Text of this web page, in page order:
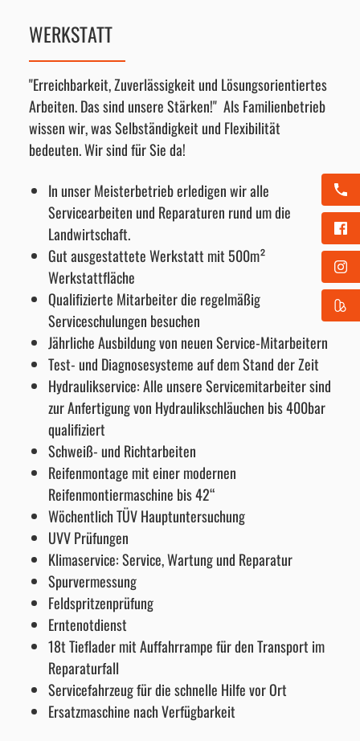
WERKSTATT
"Erreichbarkeit, Zuverlässigkeit und Lösungsorientiertes
Arbeiten. Das sind unsere Stärken!" Als Familienbetrieb
wissen wir, was Selbständigkeit und Flexibilität
bedeuten. Wir sind für Sie da!
In unser Meisterbetrieb erledigen wir alle
Servicearbeiten und Reparaturen rund um die
Landwirtschaft.
Gut ausgestattete Werkstatt mit 500m²
Werkstattfläche
Qualifizierte Mitarbeiter die regelmäßig
Serviceschulungen besuchen
Jährliche Ausbildung von neuen Service-Mitarbeitern
Test- und Diagnosesysteme auf dem Stand der Zeit
Hydraulikservice: Alle unsere Servicemitarbeiter sind
zur Anfertigung von Hydraulikschläuchen bis 400bar
qualifiziert
Schweiß- und Richtarbeiten
Reifenmontage mit einer modernen
Reifenmontiermaschine bis 42“
Wöchentlich TÜV Hauptuntersuchung
UVV Prüfungen
Klimaservice: Service, Wartung und Reparatur
Spurvermessung
Feldspritzenprüfung
Erntenotdienst
18t Tieflader mit Auffahrrampe für den Transport im
Reparaturfall
Servicefahrzeug für die schnelle Hilfe vor Ort
Ersatzmaschine nach Verfügbarkeit